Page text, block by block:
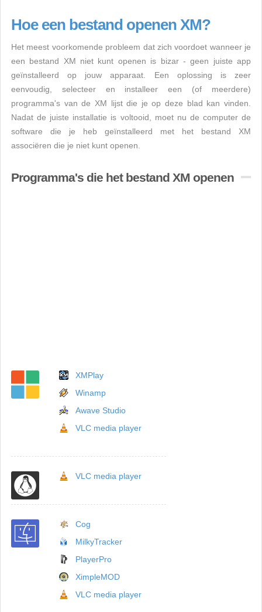
Hoe een bestand openen XM?
Het meest voorkomende probleem dat zich voordoet wanneer je
een bestand XM niet kunt openen is bizar - geen juiste app
geïnstalleerd op jouw apparaat. Een oplossing is zeer
eenvoudig, selecteer en installeer een (of meerdere)
programma's van de XM lijst die je op deze blad kan vinden.
Nadat de juiste installatie is voltooid, moet nu de computer de
software die je heb geïnstalleerd met het bestand XM
associëren die je niet kunt openen.
Programma's die het bestand XM openen
XMPlay
Winamp
Awave Studio
VLC media player
VLC media player
Cog
MilkyTracker
PlayerPro
XimpleMOD
VLC media player